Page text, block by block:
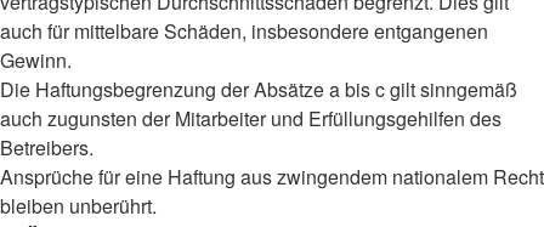
auch für mittelbare Schäden, insbesondere entgangenen
Gewinn.
Die Haftungsbegrenzung der Absätze a bis c gilt sinngemäß
auch zugunsten der Mitarbeiter und Erfüllungsgehilfen des
Betreibers.
Ansprüche für eine Haftung aus zwingendem nationalem Recht
bleiben unberührt.